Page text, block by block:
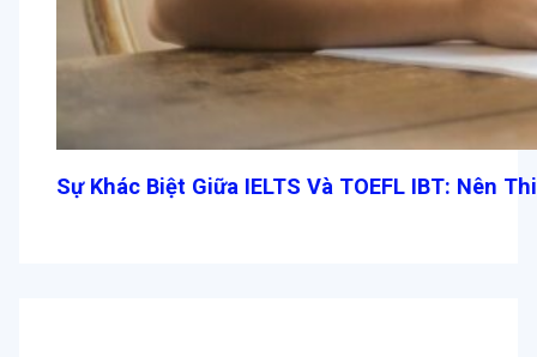
Sự Khác Biệt Giữa IELTS Và TOEFL IBT: Nên